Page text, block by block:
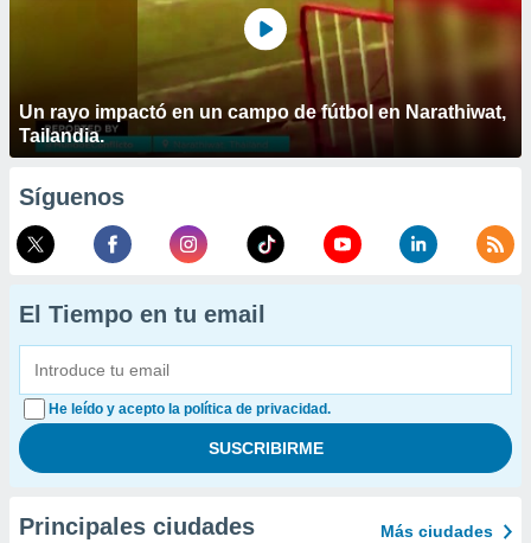
Un rayo impactó en un campo de fútbol en Narathiwat,
Tailandia.
Síguenos
El Tiempo en tu email
He leído y acepto la política de privacidad.
Principales ciudades Más ciudades